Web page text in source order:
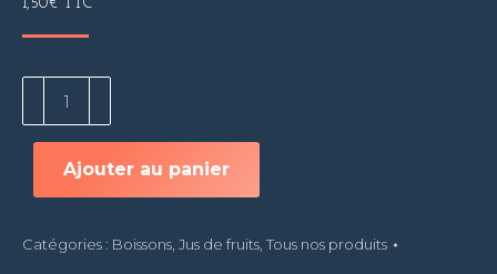
1,50€ TTC
pamplemousse
Ajouter au panier
Catégories : Boissons Jus de fruits Tous nos produits